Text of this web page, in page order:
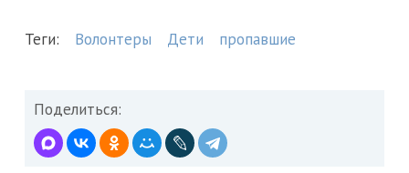
Теги: Волонтеры Дети пропавшие
Поделиться: